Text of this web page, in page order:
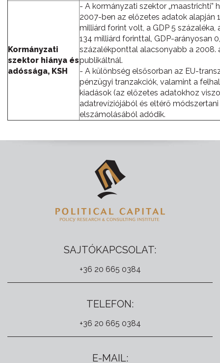
Kormányzati
szektor hiánya és
adóssága, KSH
- A kormányzati szektor „maastrichti”
2007-ben az előzetes adatok alapján
milliárd forint volt, a GDP 5 százaléka,
134 milliárd forinttal, GDP-arányosan
százalékponttal alacsonyabb a 2008.
publikáltnál.
- A különbség elsősorban az EU-
pénzügyi tranzakciók, valamint a
kiadások (az előzetes adatokhoz
adatrevíziójából és eltérő módszertani
elszámolásából adódik.
SAJTÓKAPCSOLAT:
+36 20 665 0384
TELEFON:
+36 20 665 0384
E-MAIL: